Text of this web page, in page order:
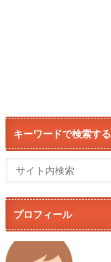
キーワードで検索する
プロフィール